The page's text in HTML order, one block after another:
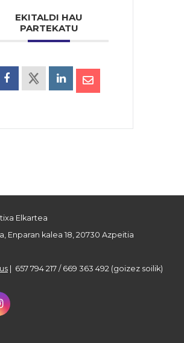
EKITALDI HAU
PARTEKATU
Elkartea
Enparan kalea 18, 20730 Azpeitia
| 657 794 217 / 669 363 492 (goizez soilik)